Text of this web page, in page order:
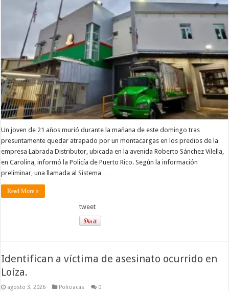
Un joven de 21 años murió durante la mañana de este domingo tras
presuntamente quedar atrapado por un montacargas en los predios de la
empresa Labrada Distributor, ubicada en la avenida Roberto Sánchez Vilella,
en Carolina, informó la Policía de Puerto Rico. Según la información
preliminar, una llamada al Sistema …
Read More »
tweet
Identifican a víctima de asesinato ocurrido en
Loíza.
agosto 3, 2026 Policiacas 0